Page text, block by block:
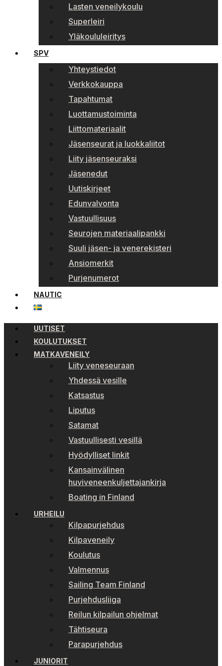
Lasten veneilykoulu
Superleiri
Yläkoululeiritys
SPV
Yhteystiedot
Verkkokauppa
Tapahtumat
Luottamustoiminta
Liittomateriaalit
Jäsenseurat ja luokkaliitot
Liity jäsenseuraksi
Jäsenedut
Uutiskirjeet
Edunvalvonta
Vastuullisuus
Seurojen materiaalipankki
Suuli jäsen- ja venerekisteri
Ansiomerkit
Purjenumerot
NAUTIC
UUTISET
KOULUTUKSET
MATKAVENEILY
Liity veneseuraan
Yhdessä vesille
Katsastus
Liputus
Satamat
Vastuullisesti vesillä
Hyödylliset linkit
Kansainvälinen
huviveneenkuljettajankirja
Boating in Finland
URHEILU
Kilpapurjehdus
Kilpaveneily
Koulutus
Valmennus
Sailing Team Finland
Purjehdusliiga
Reilun kilpailun ohjelmat
Tähtiseura
Parapurjehdus
JUNIORIT